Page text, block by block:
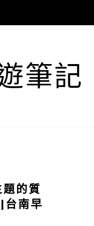
筆記
的質
台南早